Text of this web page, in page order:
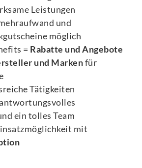
Leistungen
und
möglich
= Rabatte und Angebote
und Markenfür
Tätigkeiten
ein tolles Team
mit